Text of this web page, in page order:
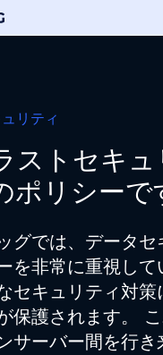
リティ
ストセキュ
ポリシーで
グでは、データセ
を非常に重視し
セキュリティ対
保護されます。
サーバー間を行き